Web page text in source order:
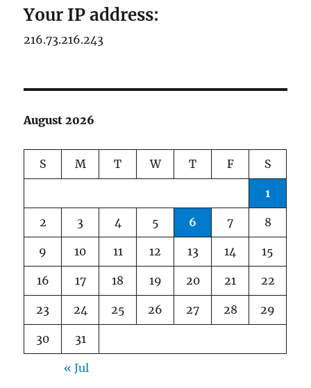
Your IP address:
216.73.216.243
August 2026
S M T W T F S
1
2 3 4 5 6 7 8
9 10 11 12 13 14 15
16 17 18 19 20 21 22
23 24 25 26 27 28 29
30 31
« Jul